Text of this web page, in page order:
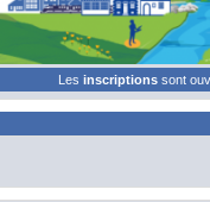
Les inscriptions sont